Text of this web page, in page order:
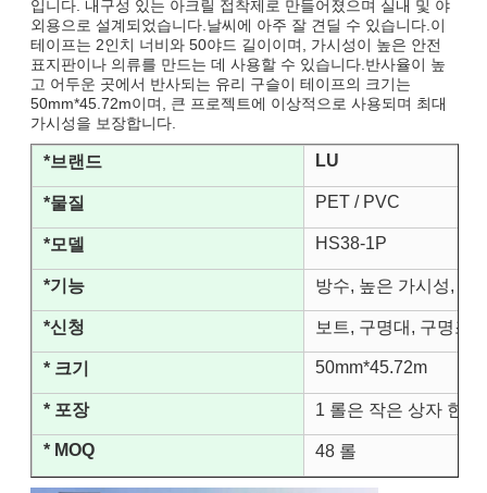
입니다. 내구성 있는 아크릴 접착제로 만들어졌으며 실내 및 야
외용으로 설계되었습니다.날씨에 아주 잘 견딜 수 있습니다.이
테이프는 2인치 너비와 50야드 길이이며, 가시성이 높은 안전
표지판이나 의류를 만드는 데 사용할 수 있습니다.반사율이 높
고 어두운 곳에서 반사되는 유리 구슬이 테이프의 크기는
50mm*45.72m이며, 큰 프로젝트에 이상적으로 사용되며 최대
가시성을 보장합니다.
*브랜드 LU
*물질 PET / PVC
*모델 HS38-1P
*기능 방수, 높은 가시성, 강
*신청 보트, 구명대, 구명조
* 크기 50mm*45.72m
* 포장 1 롤은 작은 상자 한
* MOQ 48 롤